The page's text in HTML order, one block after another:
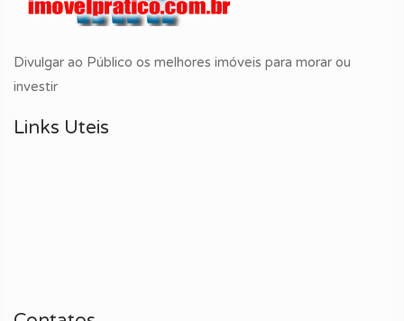
Divulgar ao Público os melhores imóveis para morar ou
investir
Links Uteis